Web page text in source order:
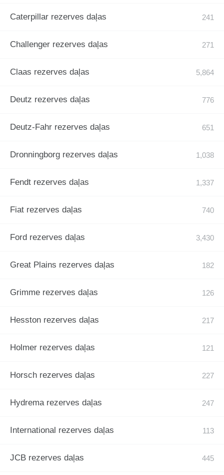
Caterpillar rezerves daļas
Challenger rezerves daļas
Claas rezerves daļas
Deutz rezerves daļas
Deutz-Fahr rezerves daļas
Dronningborg rezerves daļas
Fendt rezerves daļas
Fiat rezerves daļas
Ford rezerves daļas
Great Plains rezerves daļas
Grimme rezerves daļas
Hesston rezerves daļas
Holmer rezerves daļas
Horsch rezerves daļas
Hydrema rezerves daļas
International rezerves daļas
JCB rezerves daļas